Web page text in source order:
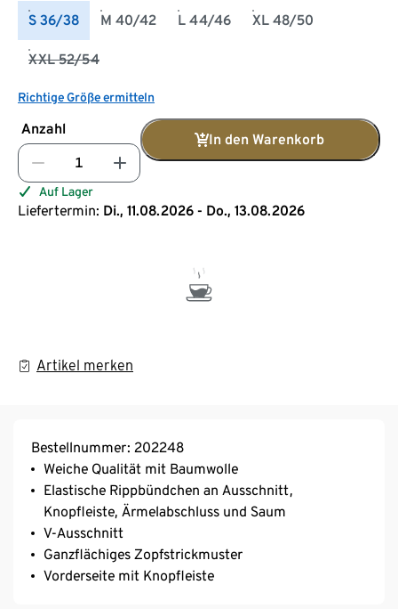
S 36/38 M 40/42 L 44/46 XL 48/50
XXL 52/54
Richtige Größe ermitteln
Anzahl
In den Warenkorb
Auf Lager
Liefertermin: Di., 11.08.2026 - Do., 13.08.2026
Artikel merken
Bestellnummer: 202248
Weiche Qualität mit Baumwolle
Elastische Rippbündchen an Ausschnitt,
Knopfleiste, Ärmelabschluss und Saum
V-Ausschnitt
Ganzflächiges Zopfstrickmuster
Vorderseite mit Knopfleiste